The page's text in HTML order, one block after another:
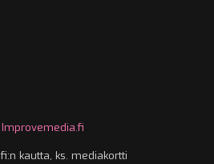
Improvemedia.fi
kautta, ks. mediakortti